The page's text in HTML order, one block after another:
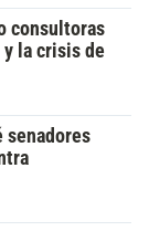
consultoras
la crisis de
senadores